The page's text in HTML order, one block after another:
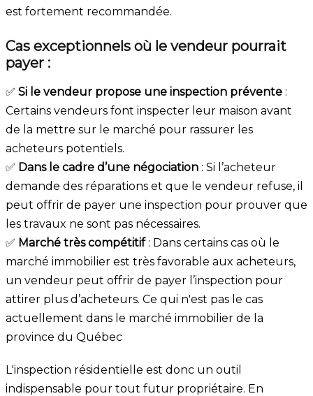
est fortement recommandée.
Cas exceptionnels où le vendeur pourrait
payer :
✅ Si le vendeur propose une inspection prévente :
Certains vendeurs font inspecter leur maison avant
de la mettre sur le marché pour rassurer les
acheteurs potentiels.
✅ Dans le cadre d’une négociation : Si l’acheteur
demande des réparations et que le vendeur refuse, il
peut offrir de payer une inspection pour prouver que
les travaux ne sont pas nécessaires.
✅ Marché très compétitif: Dans certains cas où le
marché immobilier est très favorable aux acheteurs,
un vendeur peut offrir de payer l’inspection pour
attirer plus d’acheteurs. Ce qui n'est pas le cas
actuellement dans le marché immobilier de la
province du Québec
L'inspection résidentielle est donc un outil
indispensable pour tout futur propriétaire. En